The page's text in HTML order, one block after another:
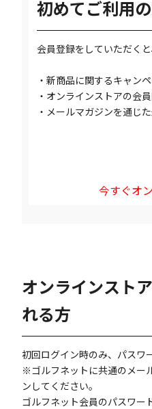
初めてご利用
会員登録をしていただく
・新商品に関するキャン
・オンラインストアの会
・メールマガジンを通じ
今すぐオ
オンラインスト
れる方
初回ログイン時のみ、パスワ
※ゴルフネットに共通のメー
ンしてください。
ゴルフネット会員のパスワー